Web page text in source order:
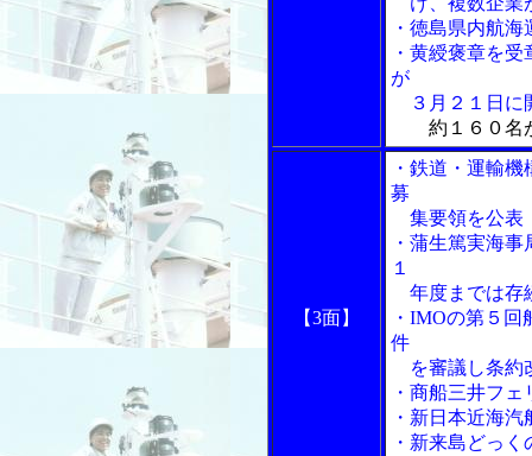
・徳島県内航
・黄綬褒章を
が
３月２１日に
約１６０名
【3面】
・鉄道・運輸
募
集要領を公表
・蒲生篤実海
１
年度までは存
・IMOの第５
件
を審議し条約
・商船三井フ
・新日本近海
・新来島どっ